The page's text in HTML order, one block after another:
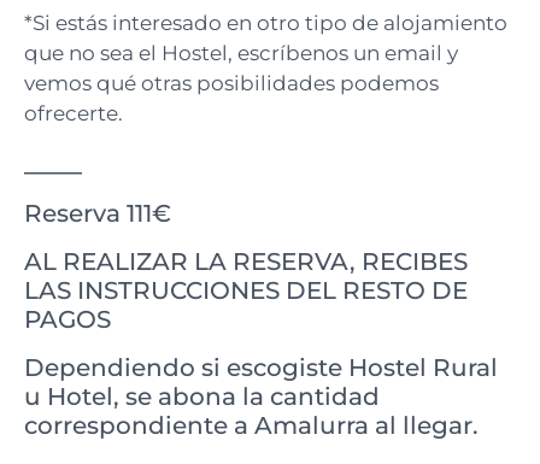
*Si estás interesado en otro tipo de alojamiento
que no sea el Hostel, escríbenos un email y
vemos qué otras posibilidades podemos
ofrecerte.
Reserva 111€
AL REALIZAR LA RESERVA, RECIBES
LAS INSTRUCCIONES DEL RESTO DE
PAGOS
Dependiendo si escogiste Hostel Rural
u Hotel, se abona la cantidad
correspondiente a Amalurra al llegar.